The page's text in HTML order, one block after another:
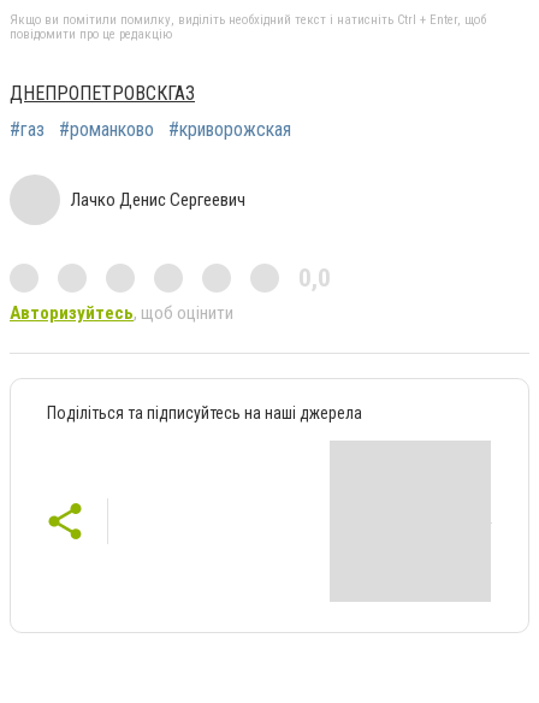
Якщо ви помітили помилку, виділіть необхідний текст і натисніть Ctrl + Enter, щоб
повідомити про це редакцію
ДНЕПРОПЕТРОВСКГАЗ
#газ
#романково #криворожская
Лачко Денис Сергеевич
0,0
Авторизуйтесь, щоб оцінити
Поділіться та підписуйтесь на наші джерела